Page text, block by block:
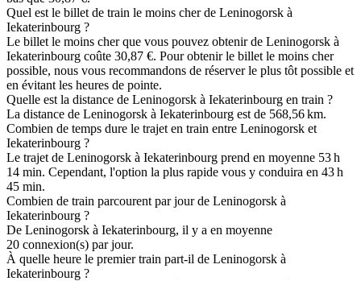
Quel est le billet de train le moins cher de Leninogorsk à
Iekaterinbourg ?
Le billet le moins cher que vous pouvez obtenir de Leninogorsk à
Iekaterinbourg coûte 30,87 €. Pour obtenir le billet le moins cher
possible, nous vous recommandons de réserver le plus tôt possible et
en évitant les heures de pointe.
Quelle est la distance de Leninogorsk à Iekaterinbourg en train ?
La distance de Leninogorsk à Iekaterinbourg est de 568,56 km.
Combien de temps dure le trajet en train entre Leninogorsk et
Iekaterinbourg ?
Le trajet de Leninogorsk à Iekaterinbourg prend en moyenne 53 h
14 min. Cependant, l'option la plus rapide vous y conduira en 43 h
45 min.
Combien de train parcourent par jour de Leninogorsk à
Iekaterinbourg ?
De Leninogorsk à Iekaterinbourg, il y a en moyenne
20 connexion(s) par jour.
À quelle heure le premier train part-il de Leninogorsk à
Iekaterinbourg ?